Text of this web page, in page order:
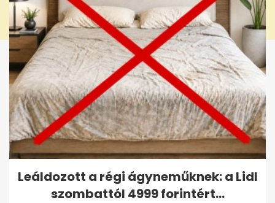
Leáldozott a régi ágyneműknek: a Lidl
szombattól 4999 forintért...